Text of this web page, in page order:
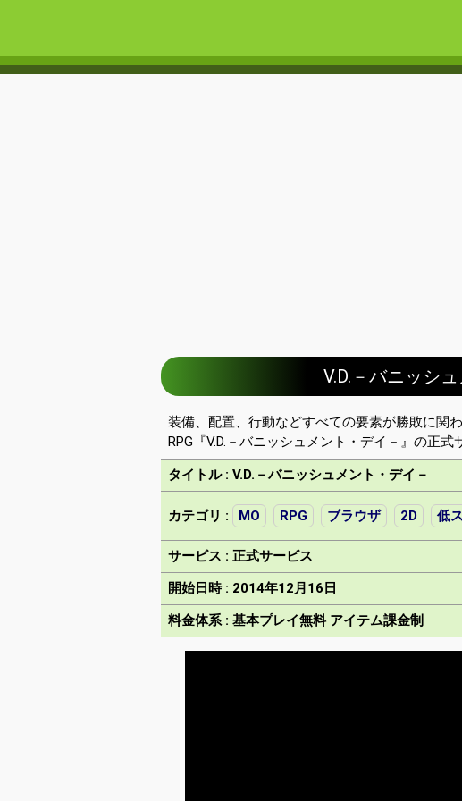
V.D.－バニッシ
装備、配置、行動などすべての要素が勝敗に関
RPG『V.D.－バニッシュメント・デイ－』の正
タイトル : V.D.－バニッシュメント・デイ－
カテゴリ : MO RPG ブラウザ 2D 低
サービス : 正式サービス
開始日時 : 2014年12月16日
料金体系 : 基本プレイ無料 アイテム課金制